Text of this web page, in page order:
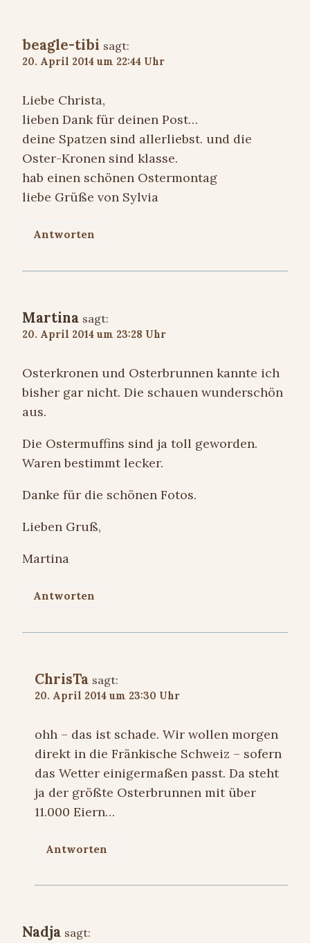
beagle-tibi sagt:
20. April 2014 um 22:44 Uhr
Liebe Christa,
lieben Dank für deinen Post…
deine Spatzen sind allerliebst. und die
Oster-Kronen sind klasse.
hab einen schönen Ostermontag
liebe Grüße von Sylvia
Antworten
Martina sagt:
20. April 2014 um 23:28 Uhr
Osterkronen und Osterbrunnen kannte ich
bisher gar nicht. Die schauen wunderschön
aus.
Die Ostermuffins sind ja toll geworden.
Waren bestimmt lecker.
Danke für die schönen Fotos.
Lieben Gruß,
Martina
Antworten
ChrisTa sagt:
20. April 2014 um 23:30 Uhr
ohh – das ist schade. Wir wollen morgen
direkt in die Fränkische Schweiz – sofern
das Wetter einigermaßen passt. Da steht
ja der größte Osterbrunnen mit über
11.000 Eiern…
Antworten
Nadja sagt: